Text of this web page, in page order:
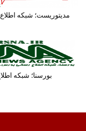
مدیتوریست؛ شبکه
بورسنا؛ شبکه